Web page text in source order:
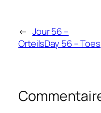
← Jour 56 –
OrteilsDay 56 – Toes